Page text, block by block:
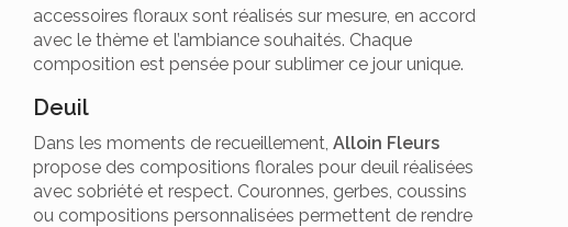
accessoires floraux sont réalisés sur mesure, en accord
avec le thème et l’ambiance souhaités. Chaque
composition est pensée pour sublimer ce jour unique.
Deuil
Dans les moments de recueillement, Alloin Fleurs
propose des compositions florales pour deuil réalisées
avec sobriété et respect. Couronnes, gerbes, coussins
ou compositions personnalisées permettent de rendre